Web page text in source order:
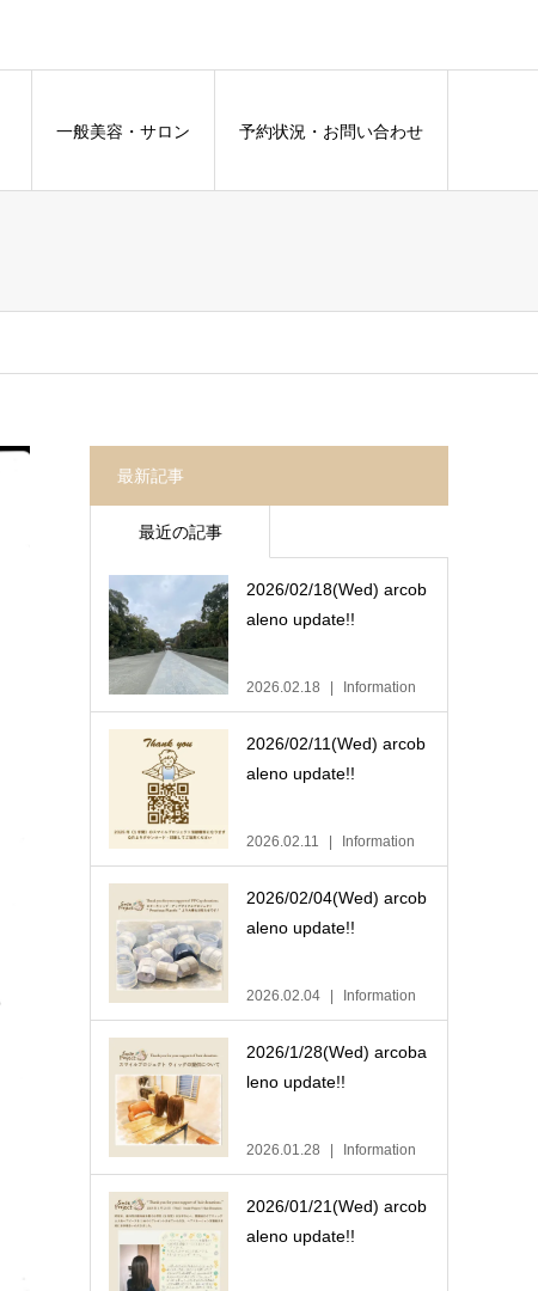
一般美容・サロン 予約状況・お問い合わせ
最新記事
最近の記事
2026/02/18(Wed) arcob
aleno update!!
2026.02.18 Information
2026/02/11(Wed) arcob
aleno update!!
2026.02.11 Information
2026/02/04(Wed) arcob
aleno update!!
2026.02.04 Information
2026/1/28(Wed) arcoba
leno update!!
2026.01.28 Information
2026/01/21(Wed) arcob
aleno update!!